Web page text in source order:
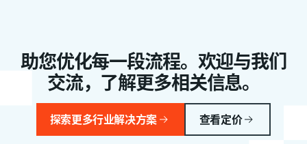
助您优化每一段流程。欢迎与我们
交流，了解更多相关信息。
探索更多行业解决方案 查看定价